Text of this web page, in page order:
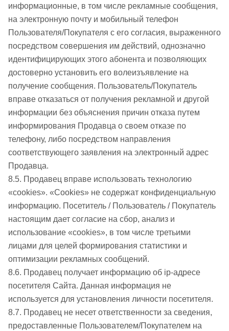
информационные, в том числе рекламные сообщения,
на электронную почту и мобильный телефон
Пользователя/Покупателя с его согласия, выраженного
посредством совершения им действий, однозначно
идентифицирующих этого абонента и позволяющих
достоверно установить его волеизъявление на
получение сообщения. Пользователь/Покупатель
вправе отказаться от получения рекламной и другой
информации без объяснения причин отказа путем
информирования Продавца о своем отказе по
телефону, либо посредством направления
соответствующего заявления на электронный адрес
Продавца.
8.5. Продавец вправе использовать технологию
«cookies». «Cookies» не содержат конфиденциальную
информацию. Посетитель / Пользователь / Покупатель
настоящим дает согласие на сбор, анализ и
использование «cookies», в том числе третьими
лицами для целей формирования статистики и
оптимизации рекламных сообщений.
8.6. Продавец получает информацию об ip-адресе
посетителя Сайта. Данная информация не
используется для установления личности посетителя.
8.7. Продавец не несет ответственности за сведения,
предоставленные Пользователем/Покупателем на